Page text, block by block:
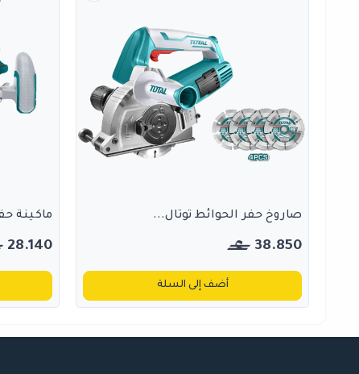
صاروخ حفر الحوائط توتال...
38.850
أضف إلى السلة
ماكينة
28.140